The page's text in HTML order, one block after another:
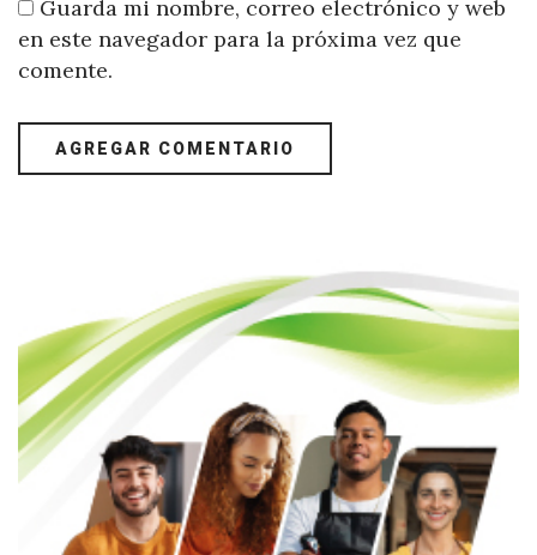
Guarda mi nombre, correo electrónico y web
en este navegador para la próxima vez que
comente.